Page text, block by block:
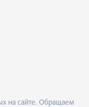
на сайте. Обращаем